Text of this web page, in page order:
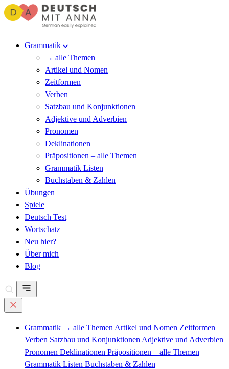
Grammatik
→ alle Themen
Artikel und Nomen
Zeitformen
Verben
Satzbau und Konjunktionen
Adjektive und Adverbien
Pronomen
Deklinationen
Präpositionen – alle Themen
Grammatik Listen
Buchstaben & Zahlen
Übungen
Spiele
Deutsch Test
Wortschatz
Neu hier?
Über mich
Blog
Grammatik → alle Themen Artikel und Nomen Zeitformen
Verben Satzbau und Konjunktionen Adjektive und Adverbien
Pronomen Deklinationen Präpositionen – alle Themen
Grammatik Listen Buchstaben & Zahlen